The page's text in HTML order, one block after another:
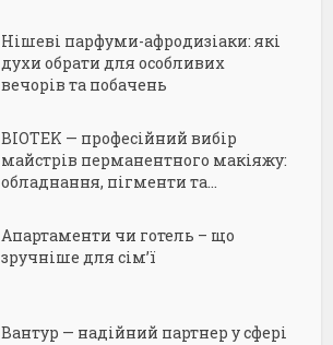
Нішеві парфуми-афродизіаки: які
духи обрати для особливих
вечорів та побачень
BIOTEK — професійний вибір
майстрів перманентного макіяжу:
обладнання, пігменти та...
Апартаменти чи готель – що
зручніше для сім’ї
Вантур — надійний партнер у сфері